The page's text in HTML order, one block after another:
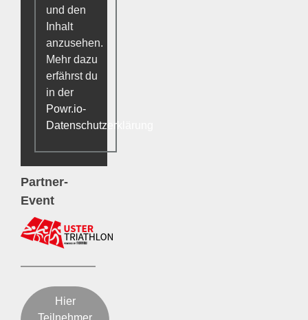
und den
Inhalt
anzusehen.
Mehr dazu
erfährst du
in der
Powr.io-
Datenschutzerklärung
Partner-
Event
Hier
Teilnehmer